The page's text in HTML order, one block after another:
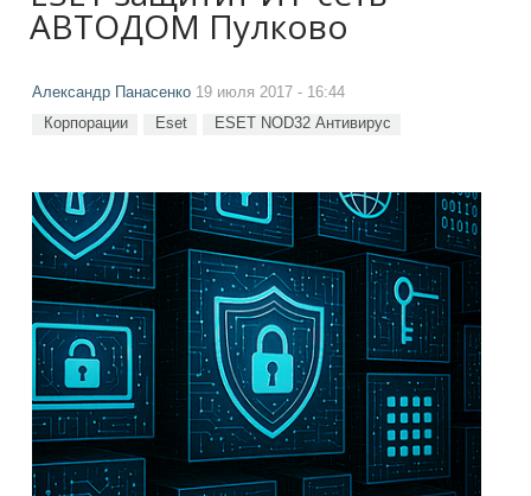
АВТОДОМ Пулково
Александр Панасенко 19 июля 2017 - 16:44
Корпорации Eset ESET NOD32 Антивирус